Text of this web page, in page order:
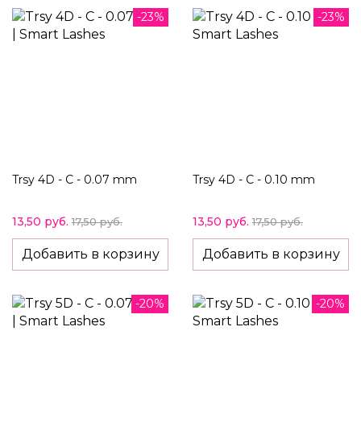
-23%
Trsy 4D - C - 0.07 mm
13,50 руб. 17,50 руб.
Добавить в корзину
-23%
Trsy 4D - C - 0.10 mm
13,50 руб. 17,50 руб.
Добавить в корзину
-20% -20%